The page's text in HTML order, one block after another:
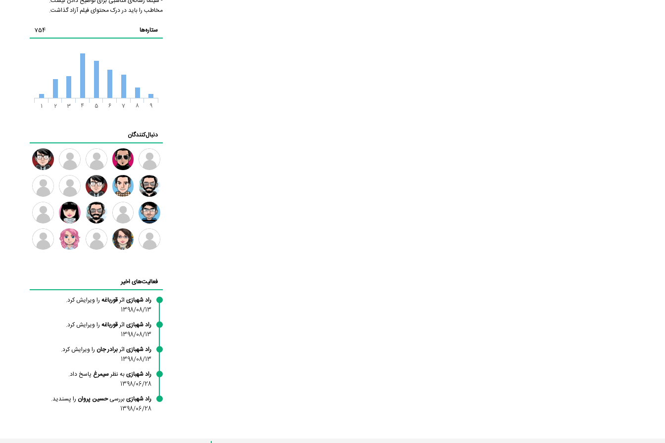
مخاطب را باید در درک محتوای فیلم آزاد گذاشت.
ستاره‌ها
754
1 2 3 4 5 6 7 8 9
دنبال‌کنندگان
ممدرضا
رضا
کاظمی
زهرا ~ ابتین
سید
محمد
موسوی
مهدی
فرهمند
مهدی
سلطانی
داود
رضیی
طرفدار
میلی
بابی
براون
کیوان
کیانی
سامان
راحمی
امیردلتا امیروو
ملیکا
منتظری
عارفه
داستانپور
فعالیت‌های اخیر
راد شهبازیاثرقورباغهرا ویرایش کرد.
1398/08/13
راد شهبازیاثرقورباغهرا ویرایش کرد.
1398/08/13
راد شهبازیاثربرادر جان را ویرایش کرد.
1398/08/13
راد شهبازیبه نظرسیمرغ پاسخ داد.
1398/06/28
راد شهبازیبررسیحسین پروان را پسندید.
1398/06/28